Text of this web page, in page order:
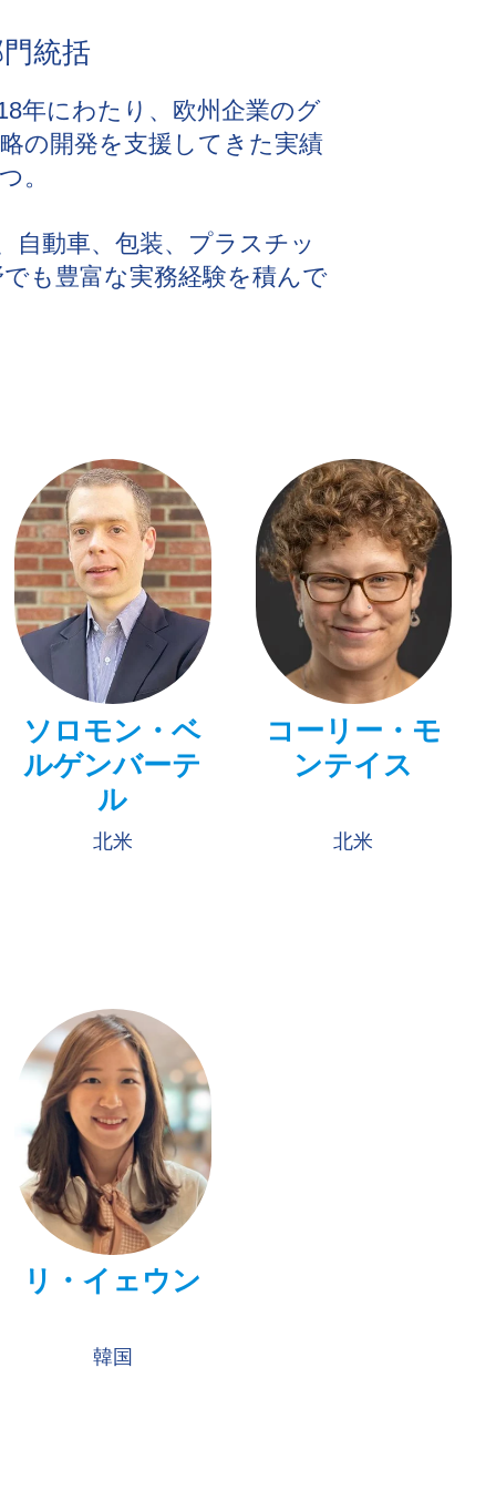
統括
年にわたり、欧州企業のグ
の開発を支援してきた実績
。
自動車、包装、プラスチッ
も豊富な実務経験を積んで
ソロモン・ベ
ルゲンバーテ
ル
北米
コーリー・モ
ンテイス
北米
リ・イェウン
韓国